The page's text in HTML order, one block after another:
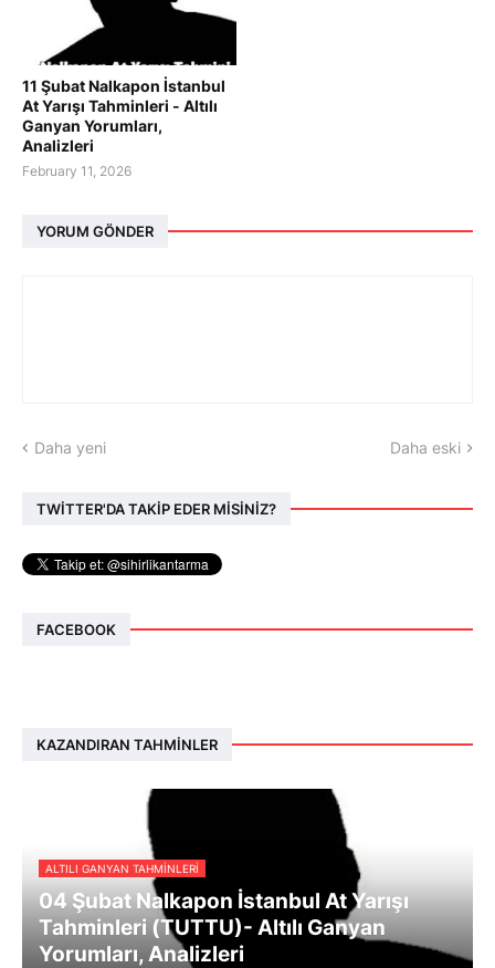
11 Şubat Nalkapon İstanbul
At Yarışı Tahminleri - Altılı
Ganyan Yorumları,
Analizleri
February 11, 2026
YORUM GÖNDER
Daha yeni Daha eski
TWİTTER'DA TAKİP EDER MİSİNİZ?
FACEBOOK
KAZANDIRAN TAHMINLER
ALTILI GANYAN TAHMINLERI
04 Şubat Nalkapon İstanbul At Yarışı
Tahminleri (TUTTU)- Altılı Ganyan
Yorumları, Analizleri